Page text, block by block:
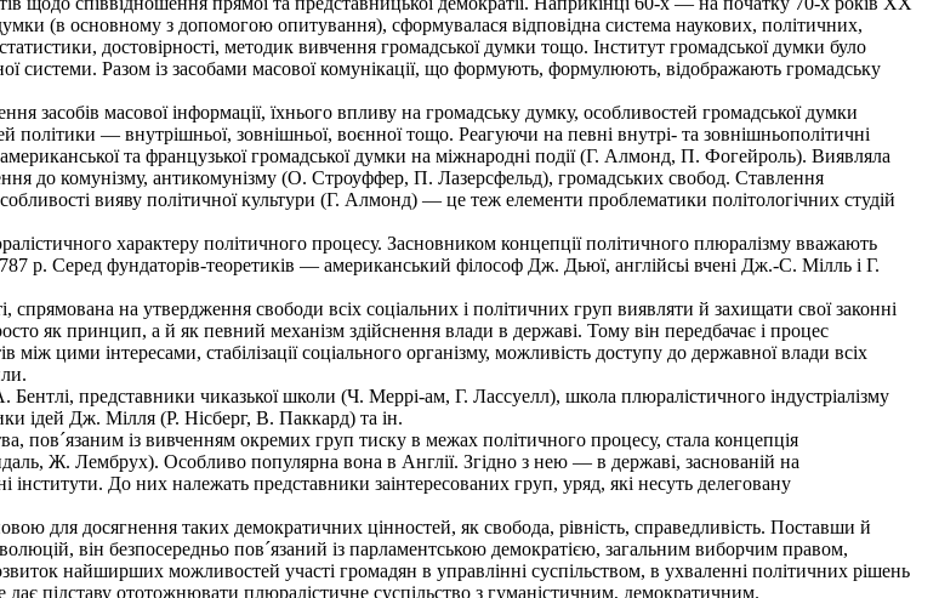
(в основному з допомогою опитування), сформувалася відповідна система наукових, політичних,
достовірності, методик вивчення громадської думки тощо. Інститут громадської думки було
системи. Разом із засобами масової комунікації, що формують, формулюють, відображають громадську
засобів масової інформації, їхнього впливу на громадську думку, особливостей громадської думки
політики — внутрішньої, зовнішньої, воєнної тощо. Реагуючи на певні внутрі- та зовнішньополітичні
та французької громадської думки на міжнародні події (Г. Алмонд, П. Фогейроль). Виявляла
до комунізму, антикомунізму (О. Строуффер, П. Лазерсфельд), громадських свобод. Ставлення
вияву політичної культури (Г. Алмонд) — це теж елементи проблематики політологічних студій
характеру політичного процесу. Засновником концепції політичного плюралізму вважають
р. Серед фундаторів-теоретиків — американський філософ Дж. Дьюї, англійсьі вчені Дж.-С. Мілль і Г.
спрямована на утвердження свободи всіх соціальних і політичних груп виявляти й захищати свої законні
як принцип, а й як певний механізм здійснення влади в державі. Тому він передбачає і процес
між цими інтересами, стабілізації соціального організму, можливість доступу до державної влади всіх
представники чиказької школи (Ч. Меррі-ам, Г. Лассуелл), школа плюралістичного індустріалізму
ідей Дж. Мілля (Р. Нісберг, В. Паккард) та ін.
пов´язаним із вивченням окремих груп тиску в межах політичного процесу, стала концепція
Ж. Лембрух). Особливо популярна вона в Англії. Згідно з нею — в державі, заснованій на
інститути. До них належать представники заінтересованих груп, уряд, які несуть делеговану
для досягнення таких демократичних цінностей, як свобода, рівність, справедливість. Поставши й
він безпосередньо пов´язаний із парламентською демократією, загальним виборчим правом,
найширших можливостей участі громадян в управлінні суспільством, в ухваленні політичних рішень
дає підставу ототожнювати плюралістичне суспільство з гуманістичним, демократичним.